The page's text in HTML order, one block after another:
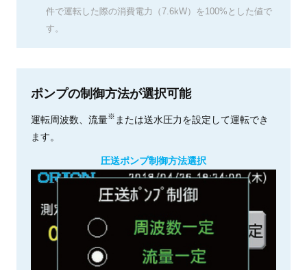
件で運転した際の消費電力（7.6kW）を100%とした値で
す。
ポンプの制御方法が選択可能
運転周波数、流量※ または送水圧力を設定して運転でき
ます。
圧送ポンプ制御方法選択